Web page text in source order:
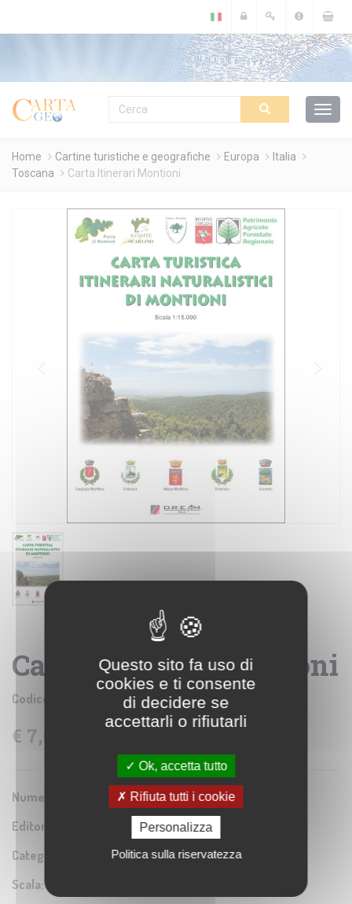
Home Cartine turistiche e geografiche Europa
Italia
Toscana
Carta Itinerari Montioni
Carta Itinerari Montioni
Codice prodotto: LOF030
€ 7,00
Numero Serie: 9788894809053
Editore/Produttore: Dream Italia
Categoria: Carta escursionistica
Scala:1:15.000
Questo sito fa uso di
cookies e ti consente
di decidere se
accettarli o rifiutarli
Ok, accetta tutto
Rifiuta tutti i cookie
Personalizza
Politica sulla riservatezza